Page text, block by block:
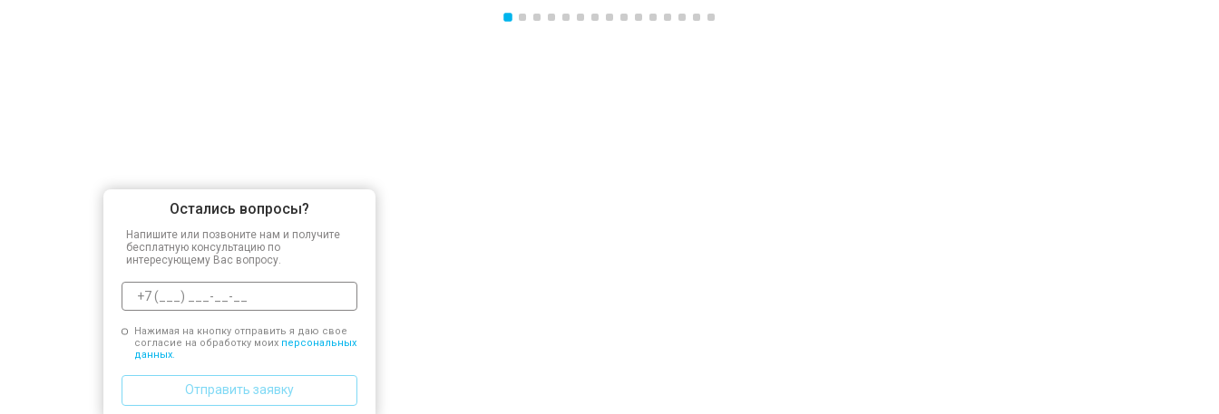
Остались вопросы?
Напишите или позвоните нам и получите
бесплатную консультацию по
интересующему Вас вопросу.
Нажимая на кнопку отправить я даю свое
согласие на обработку моих персональных
данных.
Отправить заявку